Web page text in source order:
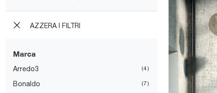
AZZERA I FILTRI
Marca
Arredo3 4
Bonaldo 7